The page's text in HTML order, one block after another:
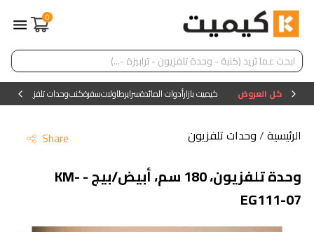
0
كل العروض كيميت بازارأدوات المائدةسرايرطاولاتسفرةكنبوحدات تلفزيون
الرئيسية/وحدات تلفزيون Share
وحدة تلفزيون، 180 سم، أبيض/بيج - KM-
EG111-07